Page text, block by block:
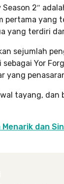
Season 2″
pertama yang
yang terdiri
sejumlah
sebagai Yor
yang
tayang, dan
dan